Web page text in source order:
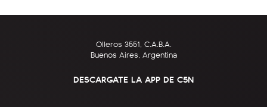
Olleros 3551, C.A.B.A.
Buenos Aires, Argentina
DESCARGATE LA APP DE C5N